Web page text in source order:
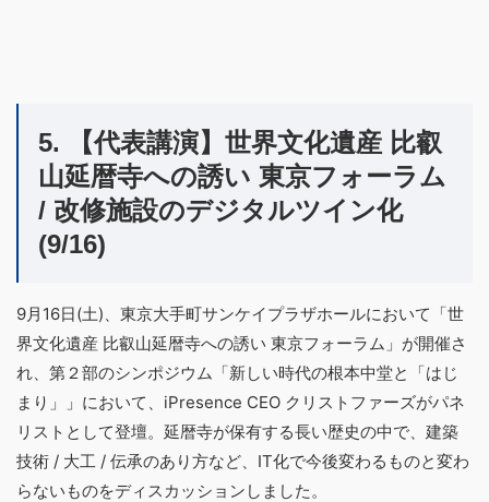
5. 【代表講演】世界文化遺産 比叡
山延暦寺への誘い 東京フォーラム
/ 改修施設のデジタルツイン化
(9/16)
9月16日(土)、東京大手町サンケイプラザホールにおいて「世
界文化遺産 比叡山延暦寺への誘い 東京フォーラム」が開催さ
れ、第２部のシンポジウム「新しい時代の根本中堂と「はじ
まり」」において、iPresence CEO クリストファーズがパネ
リストとして登壇。延暦寺が保有する長い歴史の中で、建築
技術 / 大工 / 伝承のあり方など、IT化で今後変わるものと変わ
らないものをディスカッションしました。